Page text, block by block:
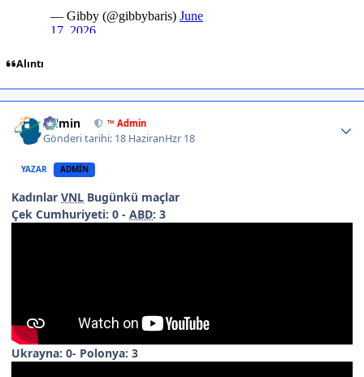
Alıntı
Admin ™ Admin
Gönderi tarihi: 18 HaziranHzr 18
YAZAR ADMIN
Kadınlar VNL Bugünkü maçlar
Çek Cumhuriyeti: 0 - ABD: 3
Ukrayna: 0- Polonya: 3